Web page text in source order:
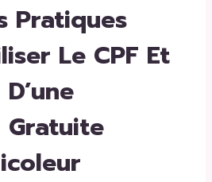
Pratiques
Le CPF Et
Gratuite